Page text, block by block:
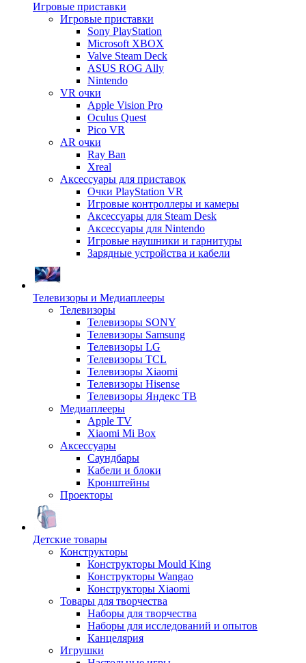
Игровые приставки
Игровые приставки
Sony PlayStation
Microsoft XBOX
Valve Steam Deck
ASUS ROG Ally
Nintendo
VR очки
Apple Vision Pro
Oculus Quest
Pico VR
AR очки
Ray Ban
Xreal
Аксессуары для приставок
Очки PlayStation VR
Игровые контроллеры и камеры
Аксессуары для Steam Desk
Аксессуары для Nintendo
Игровые наушники и гарнитуры
Зарядные устройства и кабели
Телевизоры и Медиаплееры
Телевизоры
Телевизоры SONY
Телевизоры Samsung
Телевизоры LG
Телевизоры TCL
Телевизоры Xiaomi
Телевизоры Hisense
Телевизоры Яндекс ТВ
Медиаплееры
Apple TV
Xiaomi Mi Box
Аксессуары
Саундбары
Кабели и блоки
Кронштейны
Проекторы
Детские товары
Конструкторы
Конструкторы Mould King
Конструкторы Wangao
Конструкторы Xiaomi
Товары для творчества
Наборы для творчества
Наборы для исследований и опытов
Канцелярия
Игрушки